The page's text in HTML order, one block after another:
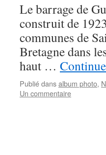
Le barrage de
construit de
communes de
Bretagne dans
haut …
Publié dansalbum photo,
Un commentaire